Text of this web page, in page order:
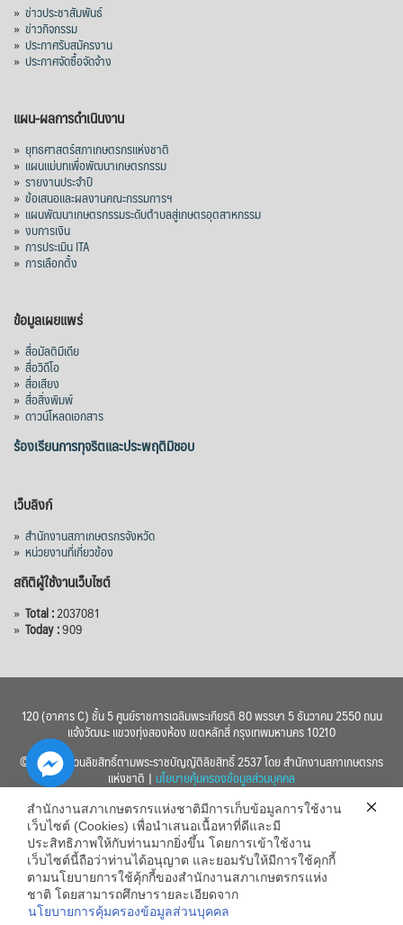
» ข่าวประชาสัมพันธ์
» ข่าวกิจกรรม
» ประกาศรับสมัครงาน
» ประกาศจัดซื้อจัดจ้าง
แผน-ผลการดำเนินงาน
» ยุทธศาสตร์สภาเกษตรกรแห่งชาติ
» แผนแม่บทเพื่อพัฒนาเกษตรกรรม
» รายงานประจำปี
» ข้อเสนอและผลงานคณะกรรมการฯ
» แผนพัฒนาเกษตรกรรมระดับตำบลสู่เกษตรอุตสาหกรรม
» งบการเงิน
» การประเมิน ITA
» การเลือกตั้ง
ข้อมูลเผยแพร่
» สื่อมัลติมีเดีย
» สื่อวิดีโอ
» สื่อเสียง
» สื่อสิ่งพิมพ์
» ดาวน์โหลดเอกสาร
ร้องเรียนการทุจริตและประพฤติมิชอบ
เว็บลิงก์
» สำนักงานสภาเกษตรกรจังหวัด
» หน่วยงานที่เกี่ยวข้อง
สถิติผู้ใช้งานเว็บไซต์
» Total :2037081
» Today :909
120 (อาคาร C) ชั้น 5 ศูนย์ราชการเฉลิมพระเกียรติ 80 พรรษา 5 ธันวาคม 2550 ถนน
แจ้งวัฒนะ แขวงทุ่งสองห้อง เขตหลักสี่ กรุงเทพมหานคร 10210
© 2560 สงวนลิขสิทธิ์ตามพระราชบัญญัติลิขสิทธิ์ 2537 โดย สำนักงานสภาเกษตรกร
แห่งชาติ | นโยบายคุ้มครองข้อมูลส่วนบุคคล
สำนักงานสภาเกษตรกรแห่งชาติมีการเก็บข้อมูลการใช้งาน
เว็บไซต์ (Cookies) เพื่อนำเสนอเนื้อหาที่ดีและมี
ประสิทธิภาพให้กับท่านมากยิ่งขึ้น โดยการเข้าใช้งาน
เว็บไซต์นี้ถือว่าท่านได้อนุญาต และยอมรับให้มีการใช้คุกกี้
ตามนโยบายการใช้คุ้กกี้ของสำนักงานสภาเกษตรกรแห่ง
ชาติ โดยสามารถศึกษารายละเอียดจาก
นโยบายการคุ้มครองข้อมูลส่วนบุคคล
Hide
chaty